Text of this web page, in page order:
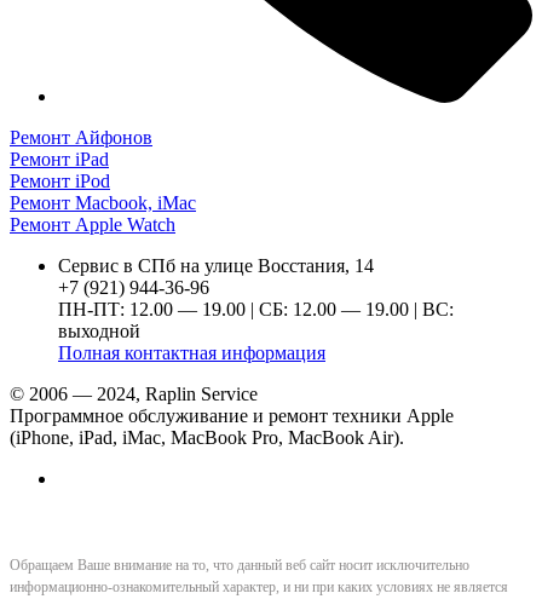
Ремонт Айфонов
Ремонт iPad
Ремонт iPod
Ремонт Macbook, iMac
Ремонт Apple Watch
Сервис в СПб на улице Восстания, 14
+7 (921) 944-36-96
ПН-ПТ: 12.00 — 19.00 | СБ: 12.00 — 19.00 | ВС:
выходной
Полная контактная информация
© 2006 — 2024, Raplin Service
Программное обслуживание и ремонт техники Apple
(iPhone, iPad, iMac, MacBook Pro, MacBook Air).
Обращаем Ваше внимание на то, что данный веб сайт носит исключительно
информационно-ознакомительный характер, и ни при каких условиях не является